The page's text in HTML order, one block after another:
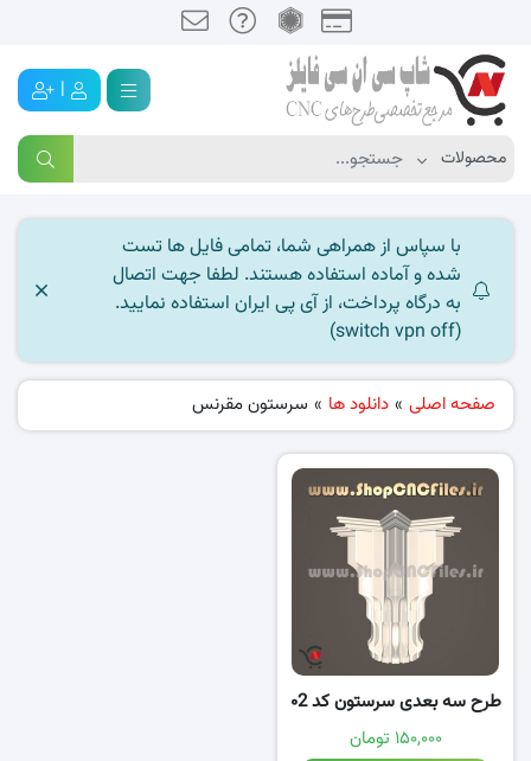
|
با سپاس از همراهی شما، تمامی فایل ها تست
شده و آماده استفاده هستند. لطفا جهت اتصال
به درگاه پرداخت، از آی پی ایران استفاده نمایید.
(switch vpn off)
صفحه اصلی » دانلود ها » سرستون مقرنس
طرح سه بعدی سرستون کد ۰2
۱۵۰,۰۰۰ تومان